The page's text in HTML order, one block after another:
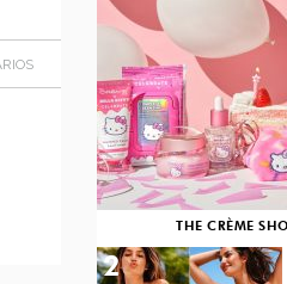
THE CRÈME
2